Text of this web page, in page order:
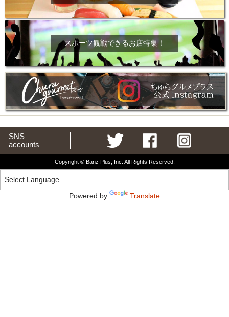
スポーツ観戦できるお店特集！
SNS
accounts
Copyright © Banz Plus, Inc. All Rights Reserved.
Powered by Translate